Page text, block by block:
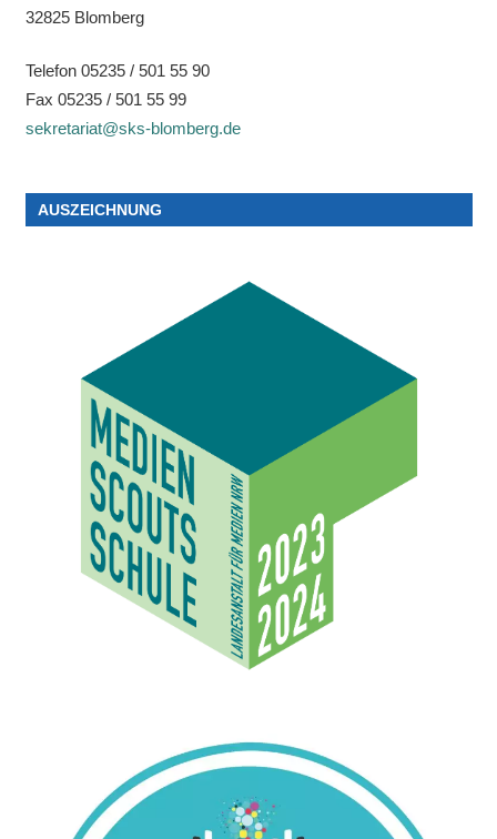
32825 Blomberg
Telefon 05235 / 501 55 90
Fax 05235 / 501 55 99
sekretariat@sks-blomberg.de
AUSZEICHNUNG